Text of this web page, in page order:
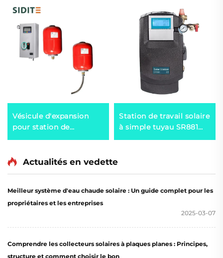
Vésicule d'expansion
pour station de
chauffage solaire
thermique 0.025
échangeur de chaleur,
plastique
Station de travail solaire
à simple tuyau SR881
pour système séparé
Actualités en vedette
Meilleur système d'eau chaude solaire : Un guide complet pour les
propriétaires et les entreprises
2025-03-07
Comprendre les collecteurs solaires à plaques planes : Principes,
structure et comment choisir le bon